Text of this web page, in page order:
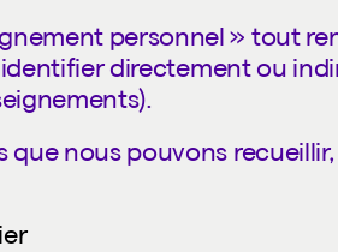
personnel » tout
directement ou
que nous pouvons